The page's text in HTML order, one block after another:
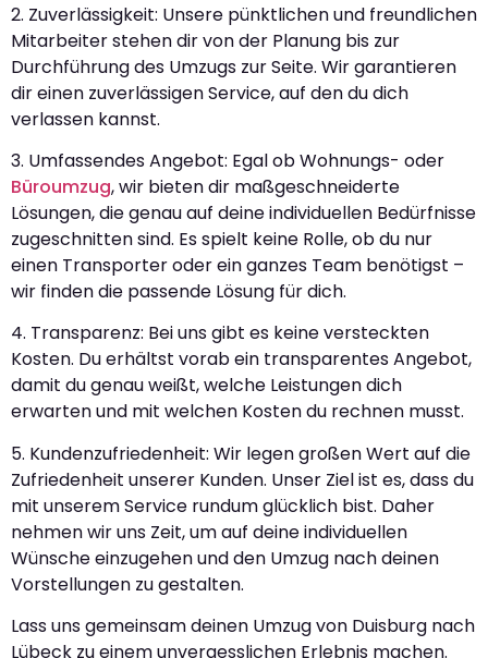
2. Zuverlässigkeit: Unsere pünktlichen und freundlichen
Mitarbeiter stehen dir von der Planung bis zur
Durchführung des Umzugs zur Seite. Wir garantieren
dir einen zuverlässigen Service, auf den du dich
verlassen kannst.
3. Umfassendes Angebot: Egal ob Wohnungs- oder
Büroumzug, wir bieten dir maßgeschneiderte
Lösungen, die genau auf deine individuellen Bedürfnisse
zugeschnitten sind. Es spielt keine Rolle, ob du nur
einen Transporter oder ein ganzes Team benötigst –
wir finden die passende Lösung für dich.
4. Transparenz: Bei uns gibt es keine versteckten
Kosten. Du erhältst vorab ein transparentes Angebot,
damit du genau weißt, welche Leistungen dich
erwarten und mit welchen Kosten du rechnen musst.
5. Kundenzufriedenheit: Wir legen großen Wert auf die
Zufriedenheit unserer Kunden. Unser Ziel ist es, dass du
mit unserem Service rundum glücklich bist. Daher
nehmen wir uns Zeit, um auf deine individuellen
Wünsche einzugehen und den Umzug nach deinen
Vorstellungen zu gestalten.
Lass uns gemeinsam deinen Umzug von Duisburg nach
Lübeck zu einem unvergesslichen Erlebnis machen.